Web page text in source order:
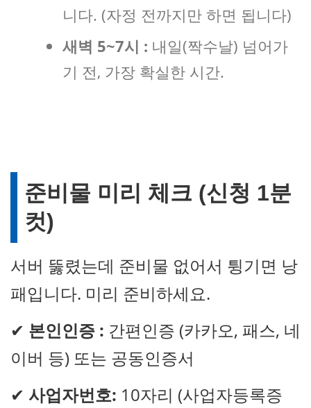
니다. (자정 전까지만 하면 됩니다)
새벽 5~7시 : 내일(짝수날) 넘어가
기 전, 가장 확실한 시간.
준비물 미리 체크 (신청 1분
컷)
서버 뚫렸는데 준비물 없어서 튕기면 낭
패입니다. 미리 준비하세요.
✔ 본인인증 : 간편인증 (카카오, 패스, 네
이버 등) 또는 공동인증서
✔ 사업자번호: 10자리 (사업자등록증